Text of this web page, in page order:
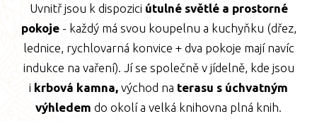
Uvnitř jsou k dispozici útulné světlé a prostorné
pokoje- každý má svou koupelnu a kuchyňku (dřez,
lednice, rychlovarná konvice + dva pokoje mají navíc
indukce na vaření). Jí se společně v jídelně, kde jsou
i krbová kamna, východ na terasu s úchvatným
výhledem do okolí a velká knihovna plná knih.